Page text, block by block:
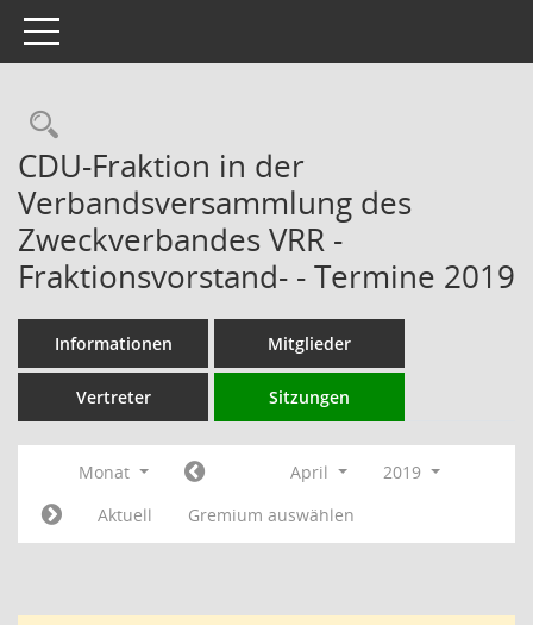
Toggle navigation
Rechercheauswahl
CDU-Fraktion in der
Verbandsversammlung des
Zweckverbandes VRR -
Fraktionsvorstand- - Termine 2019
Informationen Mitglieder
Vertreter Sitzungen
Monat April
2019
Aktuell
Gremium auswählen